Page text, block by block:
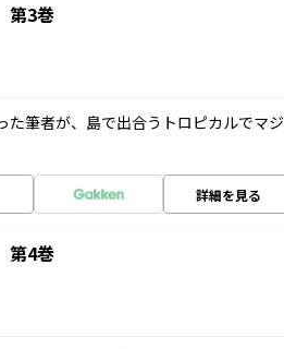
第3巻
筆者が、島で出合うトロピカルでマジ
詳細を見る
第4巻